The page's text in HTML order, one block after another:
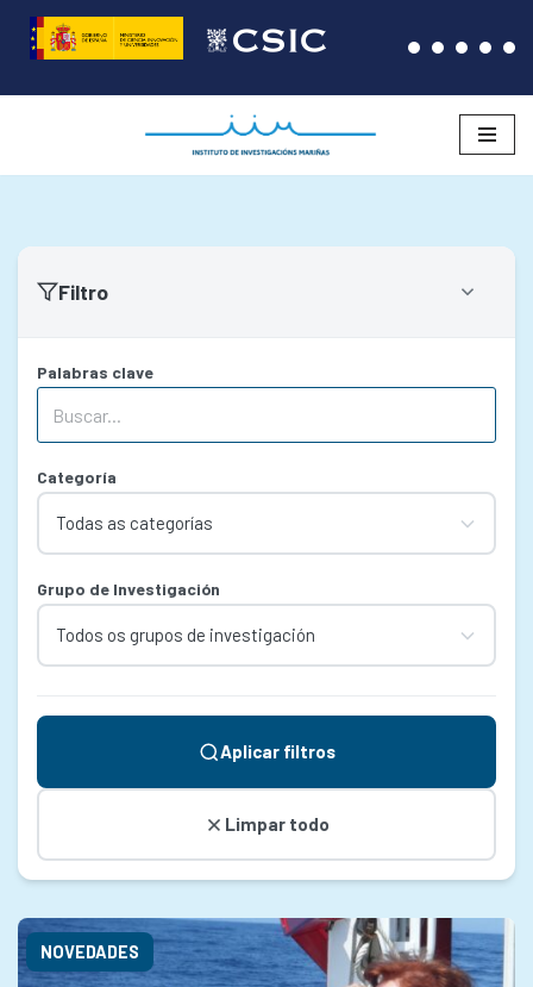
Saltar
ao
Filtro
Palabras clave
Categoría
Grupo de Investigación
Aplicar filtros
Limpar todo
NOVEDADES